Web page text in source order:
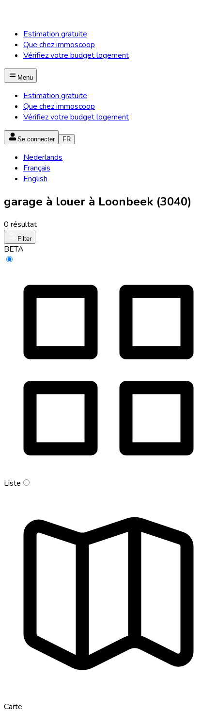
Estimation gratuite
Que chez immoscoop
Vérifiez votre budget logement
Menu
Estimation gratuite
Que chez immoscoop
Vérifiez votre budget logement
Se connecter FR
Nederlands
Français
English
garage à louer à Loonbeek (3040)
0 résultat
Filter
BETA
Liste
Carte